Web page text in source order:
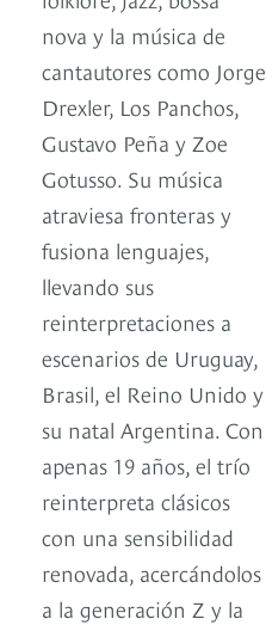
nova y la música de
cantautores como Jorge
Drexler, Los Panchos,
Gustavo Peña y Zoe
Gotusso. Su música
atraviesa fronteras y
fusiona lenguajes,
llevando sus
reinterpretaciones a
escenarios de Uruguay,
Brasil, el Reino Unido y
su natal Argentina. Con
apenas 19 años, el trío
reinterpreta clásicos
con una sensibilidad
renovada, acercándolos
a la generación Z y la